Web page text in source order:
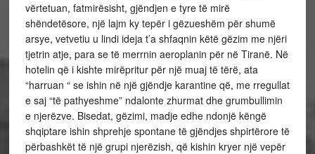
vërtetuan, fatmirësisht, gjëndjen e tyre të mirë
shëndetësore, një lajm ky tepër i gëzueshëm për shumë
arsye, vetvetiu u lindi ideja t’a shfaqnin këtë gëzim me njëri
tjetrin atje, para se të merrnin aeroplanin për në Tiranë. Në
hotelin që i kishte mirëpritur për një muaj të tërë, ata
“harruan “ se ishin në një gjëndje karantine që, me rregullat
e saj “të pathyeshme” ndalonte zhurmat dhe grumbullimin
e njerëzve. Bisedat, gëzimi, madje edhe ndonjë këngë
shqiptare ishin shprehje spontane të gjëndjes shpirtërore të
përbashkët të një grupi njerëzish, që kishin kryer një vepër